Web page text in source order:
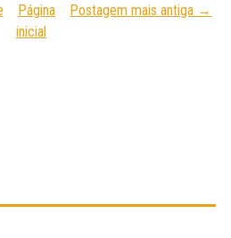
Postagem mais antiga →
Página
inicial